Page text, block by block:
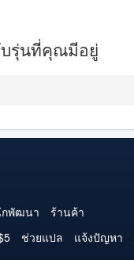
บรุ่นที่คุณมีอยู่
พัฒนา
ร้านค้า
ช่วยแปล แจ้งปัญหา